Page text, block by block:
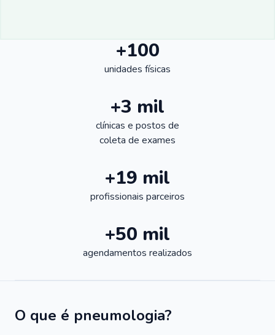
+100
unidades físicas
+3 mil
clínicas e postos de
coleta de exames
+19 mil
profissionais parceiros
+50 mil
agendamentos realizados
O que é pneumologia?